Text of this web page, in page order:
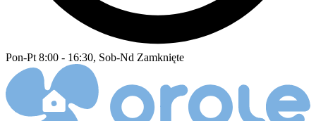
Pon-Pt 8:00 - 16:30, Sob-Nd Zamknięte